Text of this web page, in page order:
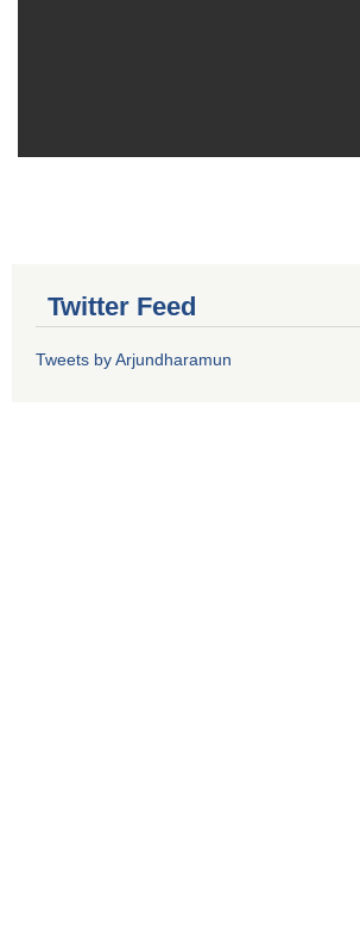
Twitter Feed
Tweets by Arjundharamun